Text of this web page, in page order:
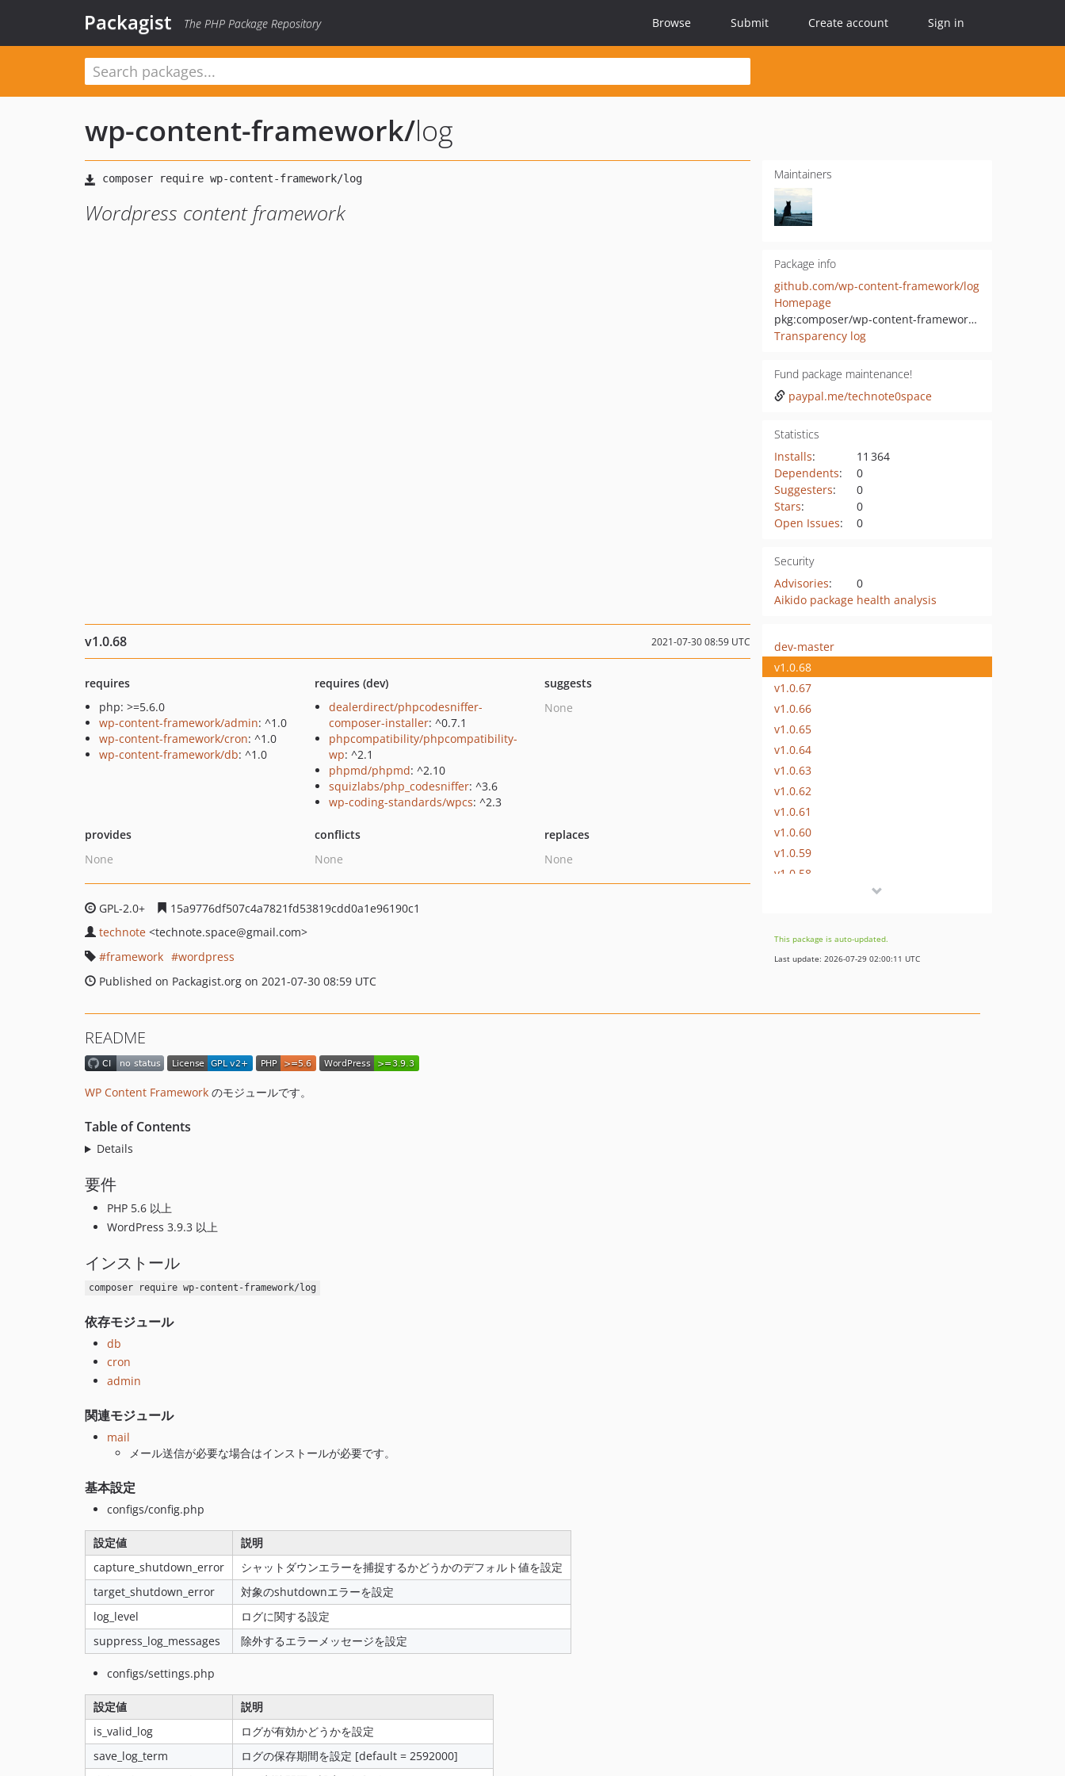
Packagist The PHP Package Repository Browse Submit Create account Sign in
wp-content-framework/log
Wordpress content framework
Maintainers
Package info
github.com/wp-content-framework/log
Homepage
pkg:composer/wp-content-framework/log
Transparency log
Fund package maintenance!
paypal.me/technote0space
Statistics
Installs:
11 364
Dependents:
0
Suggesters:
0
Stars:
0
Open Issues: 0
Security
Advisories:
0
Aikido package health analysis
v1.0.68 2021-07-30 08:59 UTC
requires
php: >=5.6.0
wp-content-framework/admin: ^1.0
wp-content-framework/cron: ^1.0
wp-content-framework/db: ^1.0
requires (dev)
dealerdirect/phpcodesniffer-
composer-installer: ^0.7.1
phpcompatibility/phpcompatibility-
wp: ^2.1
phpmd/phpmd: ^2.10
squizlabs/php_codesniffer: ^3.6
wp-coding-standards/wpcs: ^2.3
suggests
None
provides
None
conflicts
None
replaces
None
GPL-2.0+
15a9776df507c4a7821fd53819cdd0a1e96190c1
technote <technote.space@gmail.com>
framework
wordpress
Published on Packagist.org on 2021-07-30 08:59 UTC
dev-master
v1.0.68
v1.0.67
v1.0.66
v1.0.65
v1.0.64
v1.0.63
v1.0.62
v1.0.61
v1.0.60
v1.0.59
v1.0.58
v1.0.55
v1.0.54
v1.0.51
This package is auto-updated.
Last update: 2026-07-29 02:00:11 UTC
README
WP Content Framework のモジュールです。
Table of Contents
Details
要件
PHP 5.6 以上
WordPress 3.9.3 以上
インストール
composer require wp-content-framework/log
依存モジュール
db
cron
admin
関連モジュール
mail
メール送信が必要な場合はインストールが必要です。
基本設定
configs/config.php
設定値
説明
capture_shutdown_error
シャットダウンエラーを捕捉するかどうかのデフォルト値を設定
target_shutdown_error
対象のshutdownエラーを設定
log_level
ログに関する設定
suppress_log_messages
除外するエラーメッセージを設定
configs/settings.php
設定値
説明
is_valid_log
ログが有効かどうかを設定
save_log_term
ログの保存期間を設定 [default = 2592000]